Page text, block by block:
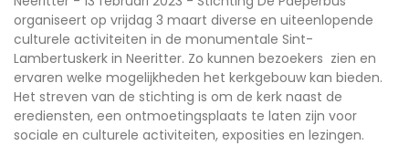
organiseert op vrijdag 3 maart diverse en uiteenlopende
culturele activiteiten in de monumentale Sint-
Lambertuskerk in Neeritter. Zo kunnen bezoekers zien en
ervaren welke mogelijkheden het kerkgebouw kan bieden.
Het streven van de stichting is om de kerk naast de
erediensten, een ontmoetingsplaats te laten zijn voor
sociale en culturele activiteiten, exposities en lezingen.